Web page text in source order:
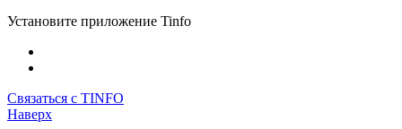
Установите приложение Tinfo
Связаться с TINFO
Наверх